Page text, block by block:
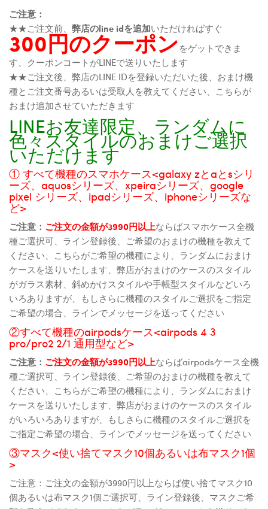
ご注意：
★★ご注文前、 弊店のline idを追加いただければすぐ
300円のクーポンをゲットできま
す、クーポンコートがLINEで送りいたします
★★ご注文後、弊店のLINE IDを登録いただいた後、おまけ機
種とご注文番号あるいは受取人を教えてください、こちらが
おまけ追加させていただきます
LINEお友達限定、ランダムに
色々スタイルのおまけご選択
いただけます
① すべて機種のスマホケース<galaxy zとaとsシリ
ーズ、aquosシリーズ、xpeiraシリーズ、google
pixel シリーズ、ipadシリーズ、iphoneシリーズな
ど>
ご注意： ご注文の金額が3990円以上ならばスマホケース全機
種ご選択可、ライン登録後、ご希望のおまけの機種を教えて
ください、こちらがご希望の機種により、ランダムにおまけ
ケースを送りいたします、弊店がおまけのケースのスタイル
がガラス素材、斜めかけスタイルや手帳型スタイルなどいろ
いろありますが、もしさらに機種のスタイルご選択をご指定
ご希望の場合、ラインでメッセージを送ってください
②すべて機種のairpodsケース<airpods 4 3
pro/pro2 2/1 通用型など>
ご注意： ご注文の金額が3990円以上ならばairpodsケース全機
種ご選択可、ライン登録後、ご希望のおまけの機種を教えて
ください、こちらがご希望の機種により、ランダムにおまけ
ケースを送りいたします、弊店がおまけのケースのスタイル
がいろいろありますが、もしさらに機種のスタイルご選択を
ご指定ご希望の場合、ラインでメッセージを送ってください
③マスク<使い捨てマスク10個あるいは布マスク1個
>
ご注意：ご注文の金額が3990円以上ならば使い捨てマスク10
個あるいは布マスク1個ご選択可、ライン登録後、マスクご希